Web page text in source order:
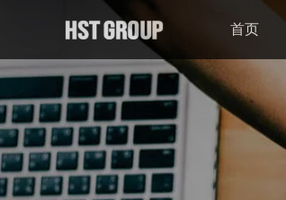
首页